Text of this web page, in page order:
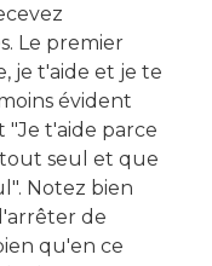
Le premier
je t'aide et je te
évident
"Je t'aide parce
seul et que
Notez bien
de
qu'en ce